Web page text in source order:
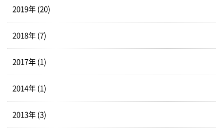
2019年 (20)
2018年 (7)
2017年 (1)
2014年 (1)
2013年 (3)